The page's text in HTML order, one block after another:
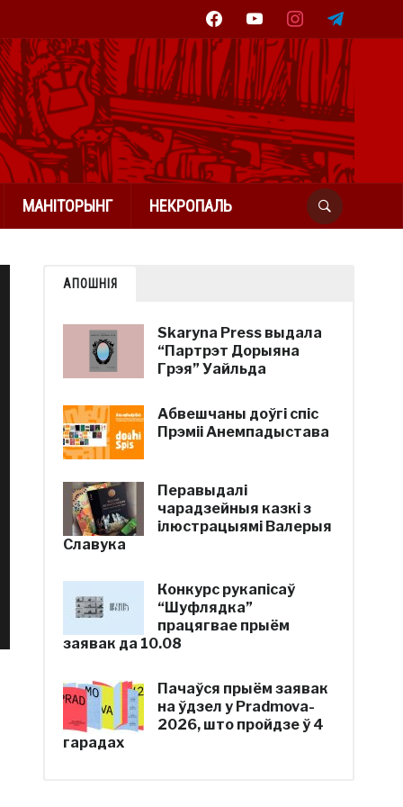
facebookyoutube instagramtelegram
МАНІТОРЫНГ НЕКРОПАЛЬ
АПОШНІЯ
Skaryna Press выдала
“Партрэт Дорыяна
Грэя” Уайльда
Абвешчаны доўгі спіс
Прэміі Анемпадыстава
Перавыдалі
чарадзейныя казкі з
ілюстрацыямі Валерыя
Славука
Конкурс рукапісаў
“Шуфлядка”
працягвае прыём
заявак да 10.08
Пачаўся прыём заявак
на ўдзел у Pradmova-
2026, што пройдзе ў 4
гарадах